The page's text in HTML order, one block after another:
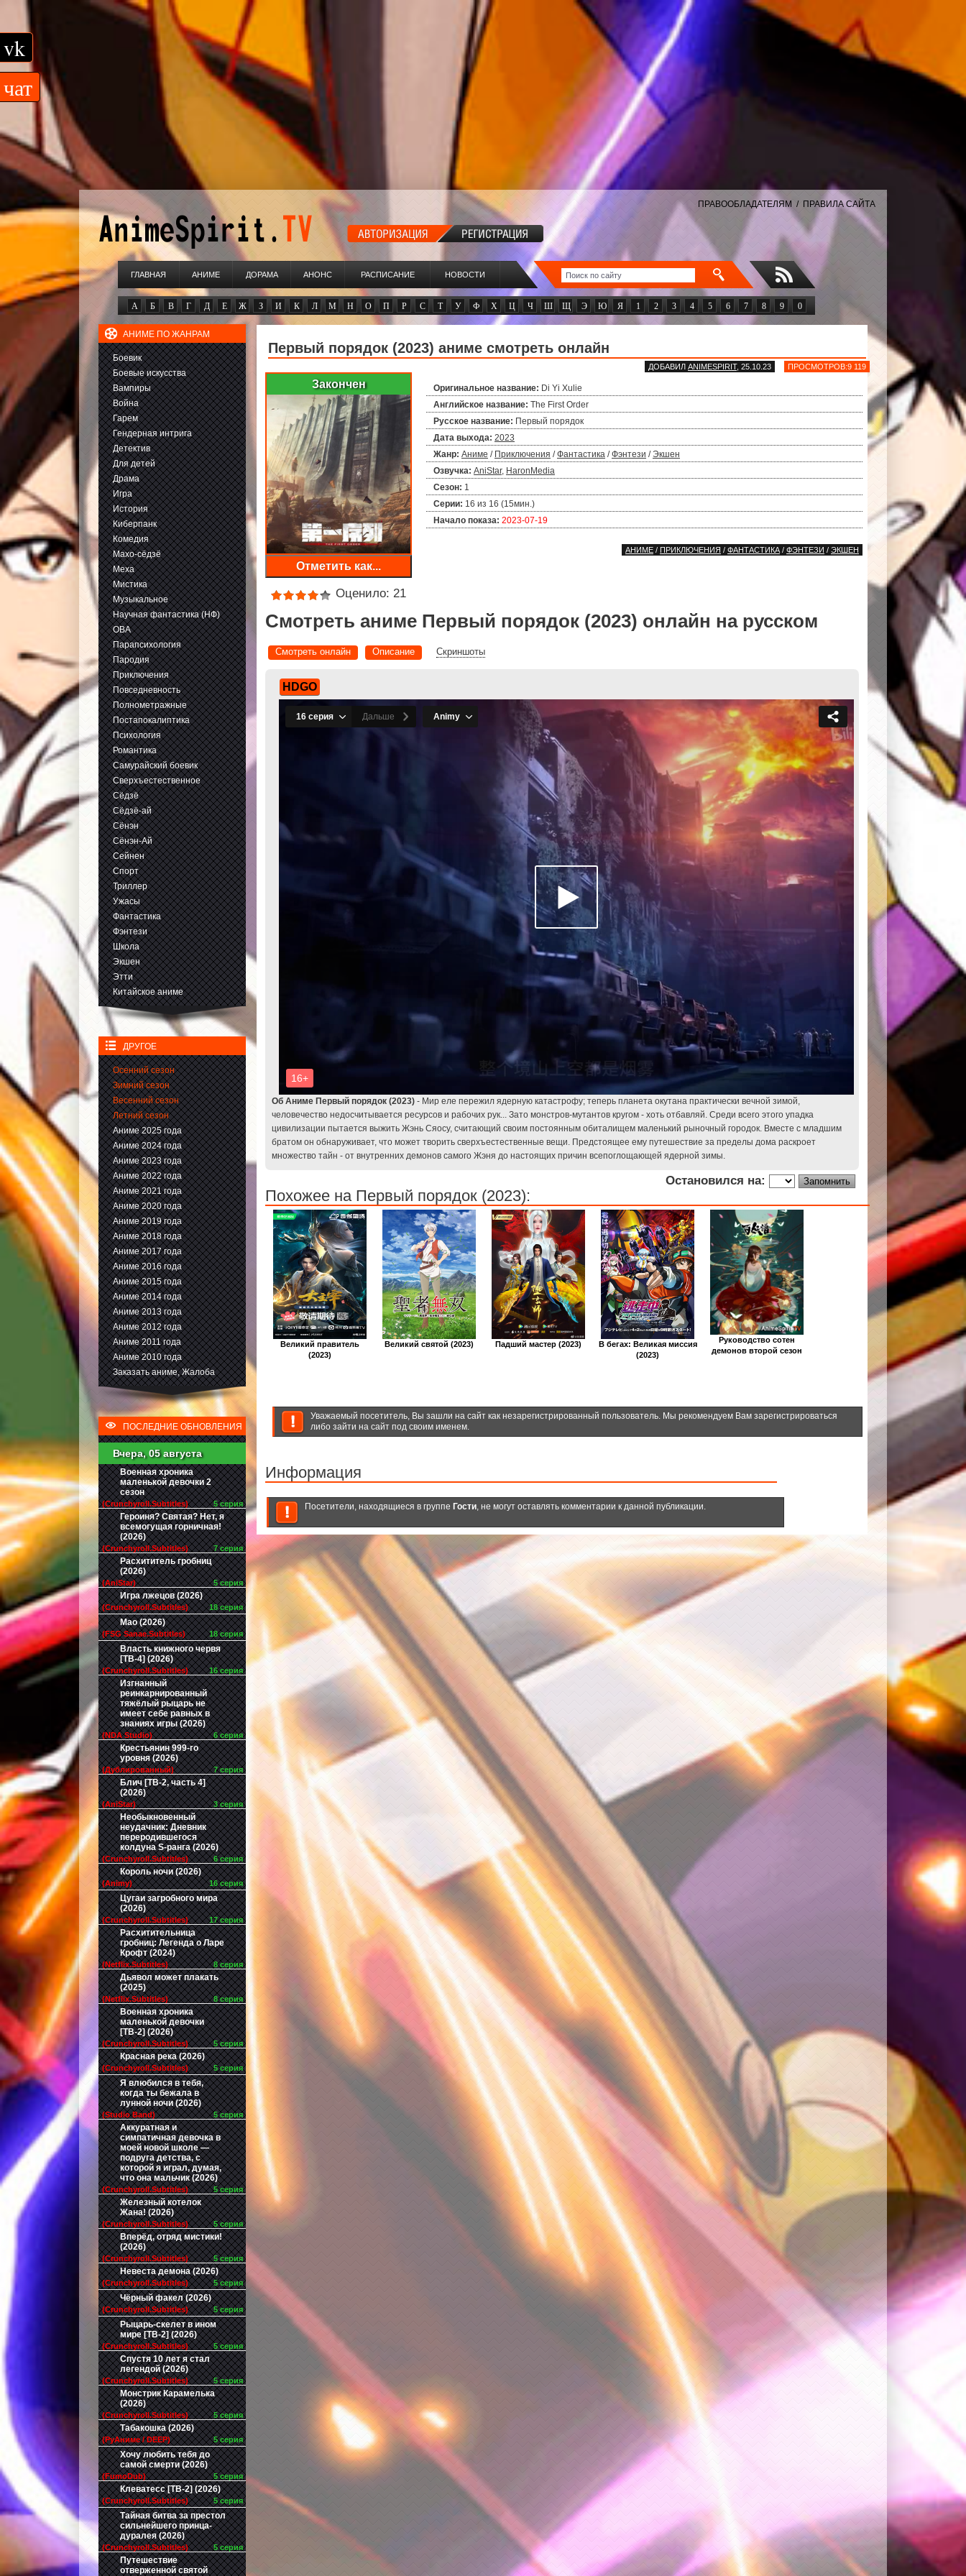
ПРАВООБЛАДАТЕЛЯМ / ПРАВИЛА САЙТА
ГЛАВНАЯ АНИМЕ ДОРАМА АНОНС РАСПИСАНИЕ НОВОСТИ
А Б В Г Д Е Ж З И К Л М Н О П Р С Т У Ф Х Ц Ч Ш Щ Э Ю Я 1 2 3 4 5 6 7 8 9 0
АНИМЕ ПО ЖАНРАМ
Боевик
Боевые искусства
Вампиры
Война
Гарем
Гендерная интрига
Детектив
Для детей
Драма
Игра
История
Киберпанк
Комедия
Махо-сёдзё
Меха
Мистика
Музыкальное
Научная фантастика (НФ)
ОВА
Парапсихология
Пародия
Приключения
Повседневность
Полнометражные
Постапокалиптика
Психология
Романтика
Самурайский боевик
Сверхъестественное
Сёдзё
Сёдзё-ай
Сёнэн
Сёнэн-Ай
Сейнен
Спорт
Триллер
Ужасы
Фантастика
Фэнтези
Школа
Экшен
Этти
Китайское аниме
ДРУГОЕ
Осенний сезон
Зимний сезон
Весенний сезон
Летний сезон
Аниме 2025 года
Аниме 2024 года
Аниме 2023 года
Аниме 2022 года
Аниме 2021 года
Аниме 2020 года
Аниме 2019 года
Аниме 2018 года
Аниме 2017 года
Аниме 2016 года
Аниме 2015 года
Аниме 2014 года
Аниме 2013 года
Аниме 2012 года
Аниме 2011 года
Аниме 2010 года
Заказать аниме, Жалоба
ПОСЛЕДНИЕ ОБНОВЛЕНИЯ
Вчера, 05 августа
Военная хроника
маленькой девочки 2
сезон
(Crunchyroll.Subtitles) 5 серия
Героиня? Святая? Нет, я
всемогущая горничная!
(2026)
(Crunchyroll.Subtitles) 7 серия
Расхититель гробниц
(2026)
(AniStar) 5 серия
Игра лжецов (2026)
(Crunchyroll.Subtitles) 18 серия
Мао (2026)
(FSG Sanae.Subtitles) 18 серия
Власть книжного червя
[ТВ-4] (2026)
(Crunchyroll.Subtitles) 16 серия
Изгнанный
реинкарнированный
тяжёлый рыцарь не
имеет себе равных в
знаниях игры (2026)
(NDA Studio) 6 серия
Крестьянин 999-го
уровня (2026)
(Дублированный) 7 серия
Блич [ТВ-2, часть 4]
(2026)
(AniStar) 3 серия
Необыкновенный
неудачник: Дневник
переродившегося
колдуна S-ранга (2026)
(Crunchyroll.Subtitles) 6 серия
Король ночи (2026)
(Animy) 16 серия
Цугаи загробного мира
(2026)
(Crunchyroll.Subtitles) 17 серия
Расхитительница
гробниц: Легенда о Ларе
Крофт (2024)
(Netflix.Subtitles) 8 серия
Дьявол может плакать
(2025)
(Netflix.Subtitles) 8 серия
Военная хроника
маленькой девочки
[ТВ-2] (2026)
(Crunchyroll.Subtitles) 5 серия
Красная река (2026)
(Crunchyroll.Subtitles) 5 серия
Я влюбился в тебя,
когда ты бежала в
лунной ночи (2026)
(Studio Band) 5 серия
Аккуратная и
симпатичная девочка в
моей новой школе —
подруга детства, с
которой я играл, думая,
что она мальчик (2026)
(Crunchyroll.Subtitles) 5 серия
Железный котелок
Жана! (2026)
(Crunchyroll.Subtitles) 5 серия
Вперёд, отряд мистики!
(2026)
(Crunchyroll.Subtitles) 5 серия
Невеста демона (2026)
(Crunchyroll.Subtitles) 5 серия
Чёрный факел (2026)
(Crunchyroll.Subtitles) 5 серия
Рыцарь-скелет в ином
мире [ТВ-2] (2026)
(Crunchyroll.Subtitles) 5 серия
Спустя 10 лет я стал
легендой (2026)
(Crunchyroll.Subtitles) 5 серия
Монстрик Карамелька
(2026)
(Crunchyroll.Subtitles) 5 серия
Табакошка (2026)
(РуАниме / DEEP) 5 серия
Хочу любить тебя до
самой смерти (2026)
(FumoDub) 5 серия
Клеватесс [ТВ-2] (2026)
(Crunchyroll.Subtitles) 5 серия
Тайная битва за престол
сильнейшего принца-
дуралея (2026)
(Crunchyroll.Subtitles) 5 серия
Путешествие
отверженной святой
Первый порядок (2023) аниме смотреть онлайн
ДОБАВИЛ ANIMESPIRIT, 25.10.23 ПРОСМОТРОВ:9 119
Оригинальное название: Di Yi Xulie
Английское название: The First Order
Русское название: Первый порядок
Дата выхода: 2023
Жанр: Аниме / Приключения /Фантастика /Фэнтези /Экшен
Озвучка: AniStar, HaronMedia
Сезон: 1
Серии: 16 из 16 (15мин.)
Начало показа: 2023-07-19
АНИМЕ / ПРИКЛЮЧЕНИЯ / ФАНТАСТИКА / ФЭНТЕЗИ / ЭКШЕН
Закончен
Отметить как...
Оценило: 21
Смотреть аниме Первый порядок (2023) онлайн на русском
Смотреть онлайн Описание Скриншоты
HDGO
Об Аниме Первый порядок (2023) - Мир еле пережил ядерную катастрофу; теперь планета окутана практически вечной зимой,
человечество недосчитывается ресурсов и рабочих рук... Зато монстров-мутантов кругом - хоть отбавляй. Среди всего этого упадка
цивилизации пытается выжить Жэнь Сяосу, считающий своим постоянным обиталищем маленький рыночный городок. Вместе с младшим
братом он обнаруживает, что может творить сверхъестественные вещи. Предстоящее ему путешествие за пределы дома раскроет
множество тайн - от внутренних демонов самого Жэня до настоящих причин всепоглощающей ядерной зимы.
Остановился на:
Похожее на Первый порядок (2023):
Великий правитель
(2023)
Великий святой (2023) Падший мастер (2023)
В бегах: Великая миссия
(2023)
Руководство сотен
демонов второй сезон
Уважаемый посетитель, Вы зашли на сайт как незарегистрированный пользователь. Мы рекомендуем Вам зарегистрироваться
либо зайти на сайт под своим именем.
Информация
Посетители, находящиеся в группе Гости, не могут оставлять комментарии к данной публикации.
чат
vk